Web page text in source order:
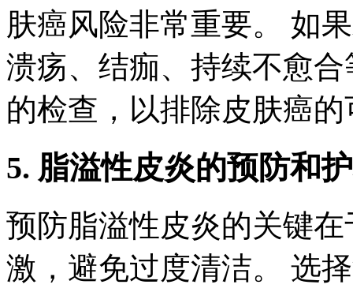
肤癌风险非常重要。 如
溃疡、结痂、持续不愈
的检查，以排除皮肤癌
5. 脂溢性皮炎的预防和
预防脂溢性皮炎的关键
激，避免过度清洁。 选